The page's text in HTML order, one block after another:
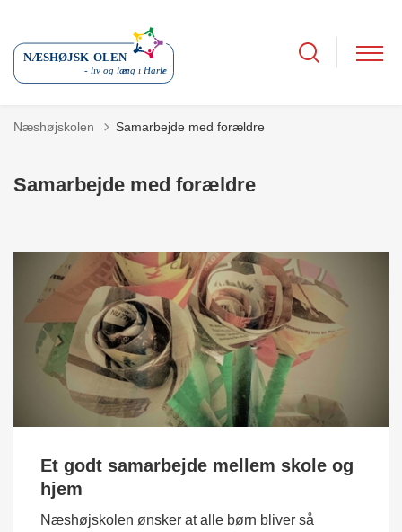
Næshøjskolen Samarbejde med forældre
Samarbejde med forældre
Et godt samarbejde mellem skole og
hjem
Næshøjskolen ønsker at alle børn bliver så